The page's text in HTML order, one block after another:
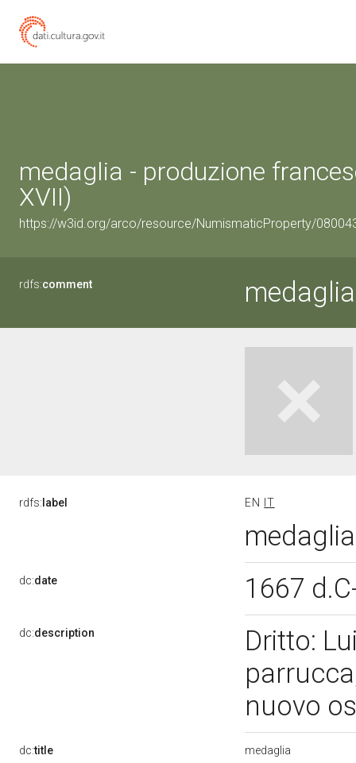
medaglia - produzione
XVII)
https://w3id.org/arco/resource/NumismaticProperty/
rdfs:comment medaglia
rdfs: label EN IT
dc:date 1667
dc:description
Dritto:
nuovo
dc:title medaglia